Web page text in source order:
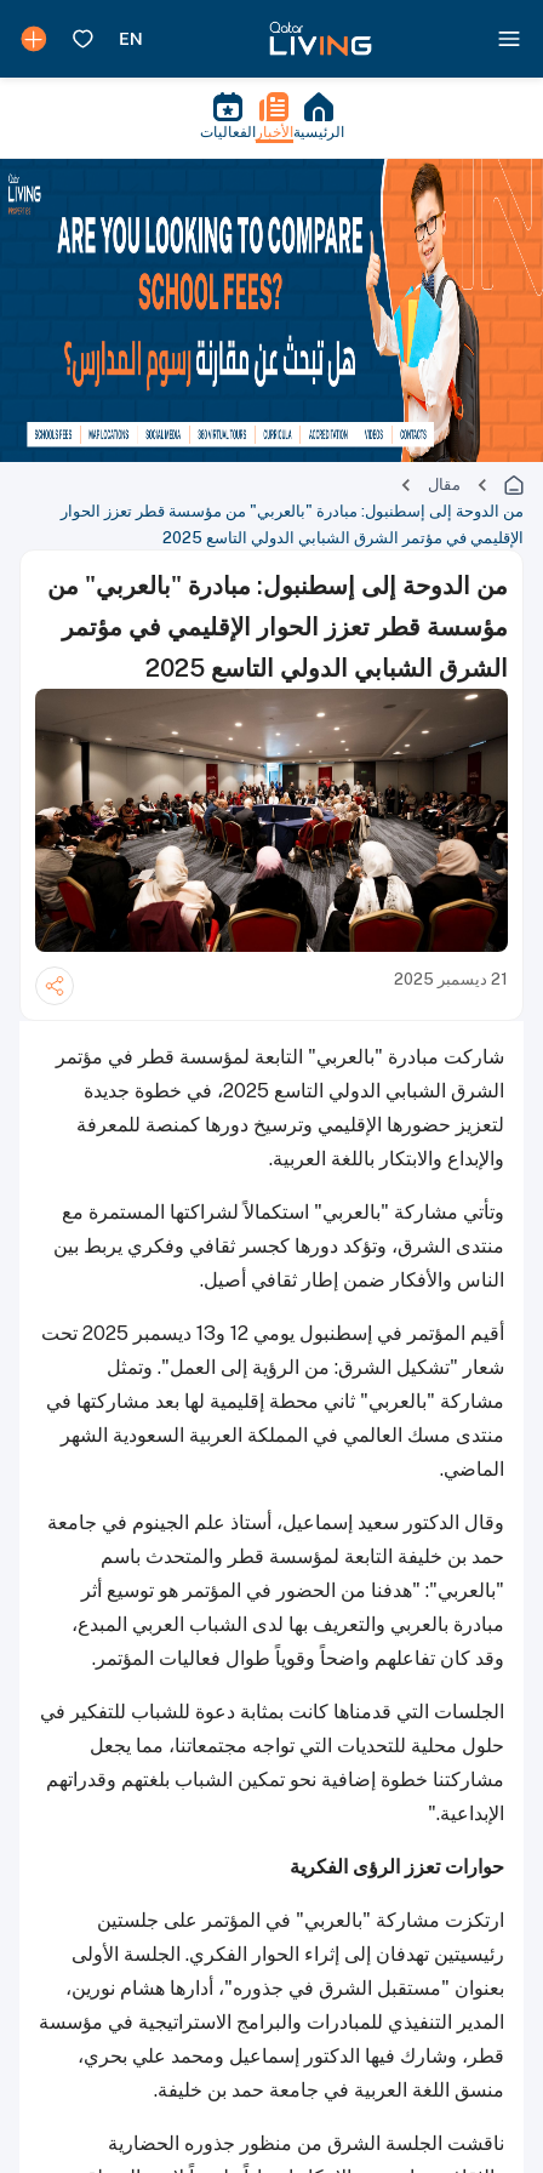
الرئيسية الأخبار الفعاليات
مقال
من الدوحة إلى إسطنبول: مبادرة "بالعربي" من مؤسسة قطر تعزز الحوار
الإقليمي في مؤتمر الشرق الشبابي الدولي التاسع 2025
من الدوحة إلى إسطنبول: مبادرة "بالعربي" من
مؤسسة قطر تعزز الحوار الإقليمي في مؤتمر
الشرق الشبابي الدولي التاسع 2025
21 ديسمبر 2025
شاركت مبادرة "بالعربي" التابعة لمؤسسة قطر في مؤتمر
الشرق الشبابي الدولي التاسع 2025، في خطوة جديدة
لتعزيز حضورها الإقليمي وترسيخ دورها كمنصة للمعرفة
والإبداع والابتكار باللغة العربية.
وتأتي مشاركة "بالعربي" استكمالاً لشراكتها المستمرة مع
منتدى الشرق، وتؤكد دورها كجسر ثقافي وفكري يربط بين
الناس والأفكار ضمن إطار ثقافي أصيل.
أقيم المؤتمر في إسطنبول يومي 12 و13 ديسمبر 2025 تحت
شعار "تشكيل الشرق: من الرؤية إلى العمل". وتمثل
مشاركة "بالعربي" ثاني محطة إقليمية لها بعد مشاركتها في
منتدى مسك العالمي في المملكة العربية السعودية الشهر
الماضي.
وقال الدكتور سعيد إسماعيل، أستاذ علم الجينوم في جامعة
حمد بن خليفة التابعة لمؤسسة قطر والمتحدث باسم
"بالعربي": "هدفنا من الحضور في المؤتمر هو توسيع أثر
مبادرة بالعربي والتعريف بها لدى الشباب العربي المبدع،
وقد كان تفاعلهم واضحاً وقوياً طوال فعاليات المؤتمر.
الجلسات التي قدمناها كانت بمثابة دعوة للشباب للتفكير في
حلول محلية للتحديات التي تواجه مجتمعاتنا، مما يجعل
مشاركتنا خطوة إضافية نحو تمكين الشباب بلغتهم وقدراتهم
الإبداعية."
حوارات تعزز الرؤى الفكرية
ارتكزت مشاركة "بالعربي" في المؤتمر على جلستين
رئيسيتين تهدفان إلى إثراء الحوار الفكري. الجلسة الأولى
بعنوان "مستقبل الشرق في جذوره"، أدارها هشام نورين،
المدير التنفيذي للمبادرات والبرامج الاستراتيجية في مؤسسة
قطر، وشارك فيها الدكتور إسماعيل ومحمد علي بحري،
منسق اللغة العربية في جامعة حمد بن خليفة.
ناقشت الجلسة الشرق من منظور جذوره الحضارية